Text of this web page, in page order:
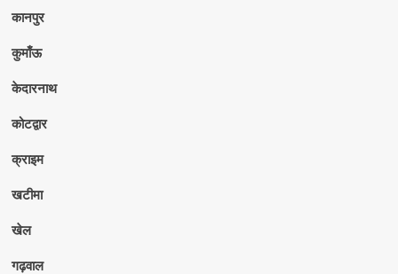
कानपुर
कुमाँऊ
केदारनाथ
कोटद्वार
क्राइम
खटीमा
खेल
गढ़वाल